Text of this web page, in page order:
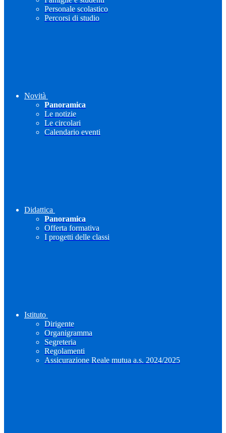
Personale scolastico
Percorsi di studio
Novità
Panoramica
Le notizie
Le circolari
Calendario eventi
Didattica
Panoramica
Offerta formativa
I progetti delle classi
Istituto
Dirigente
Organigramma
Segreteria
Regolamenti
Assicurazione Reale mutua a.s. 2024/2025